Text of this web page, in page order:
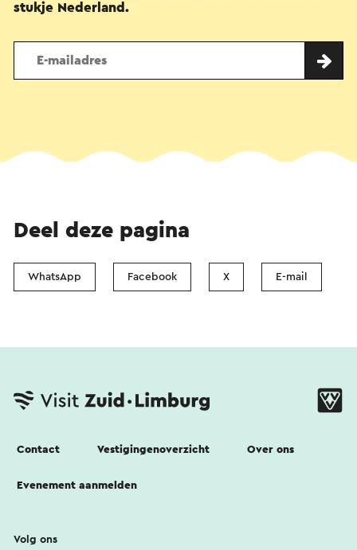
stukje Nederland.
Deel deze pagina
WhatsApp Facebook X E-mail
Contact Vestigingenoverzicht Over ons
Evenement aanmelden
Volg ons